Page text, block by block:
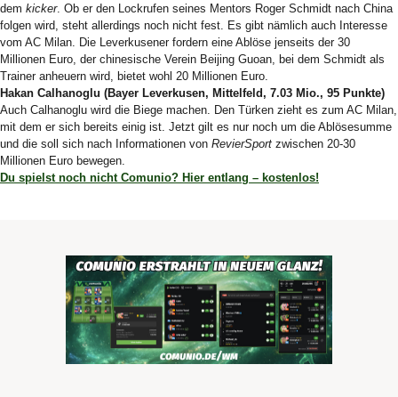
dem kicker. Ob er den Lockrufen seines Mentors Roger Schmidt nach China
folgen wird, steht allerdings noch nicht fest. Es gibt nämlich auch Interesse
vom AC Milan. Die Leverkusener fordern eine Ablöse jenseits der 30
Millionen Euro, der chinesische Verein Beijing Guoan, bei dem Schmidt als
Trainer anheuern wird, bietet wohl 20 Millionen Euro.
Hakan Calhanoglu (Bayer Leverkusen, Mittelfeld, 7.03 Mio., 95 Punkte)
Auch Calhanoglu wird die Biege machen. Den Türken zieht es zum AC Milan,
mit dem er sich bereits einig ist. Jetzt gilt es nur noch um die Ablösesumme
und die soll sich nach Informationen von RevierSport zwischen 20-30
Millionen Euro bewegen.
Du spielst noch nicht Comunio? Hier entlang – kostenlos!